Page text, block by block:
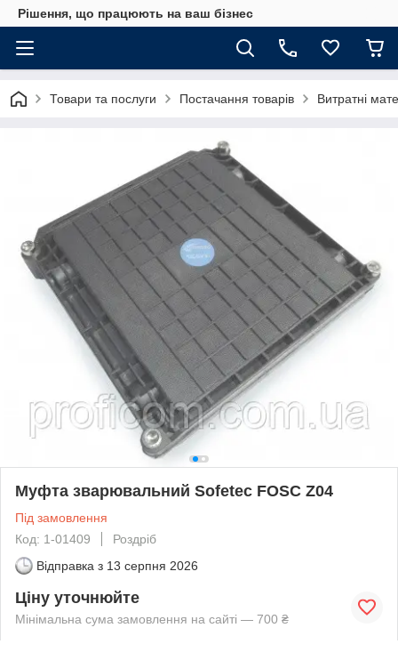
Рішення, що працюють на ваш бізнес
Товари та послуги Постачання товарів Витратні
Муфта зварювальний Sofetec FOSC Z04
Під замовлення
Код: 1-01409
Роздріб
Відправка з 13 серпня 2026
Ціну уточнюйте
Мінімальна сума замовлення на сайті — 700 ₴